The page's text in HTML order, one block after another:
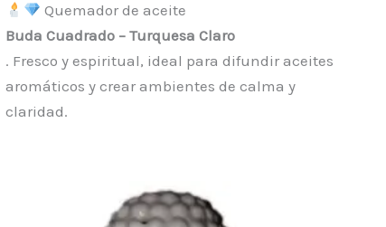
Quemador de aceite
Buda Cuadrado – Turquesa Claro
. Fresco y espiritual, ideal para difundir aceites
aromáticos y crear ambientes de calma y
claridad.